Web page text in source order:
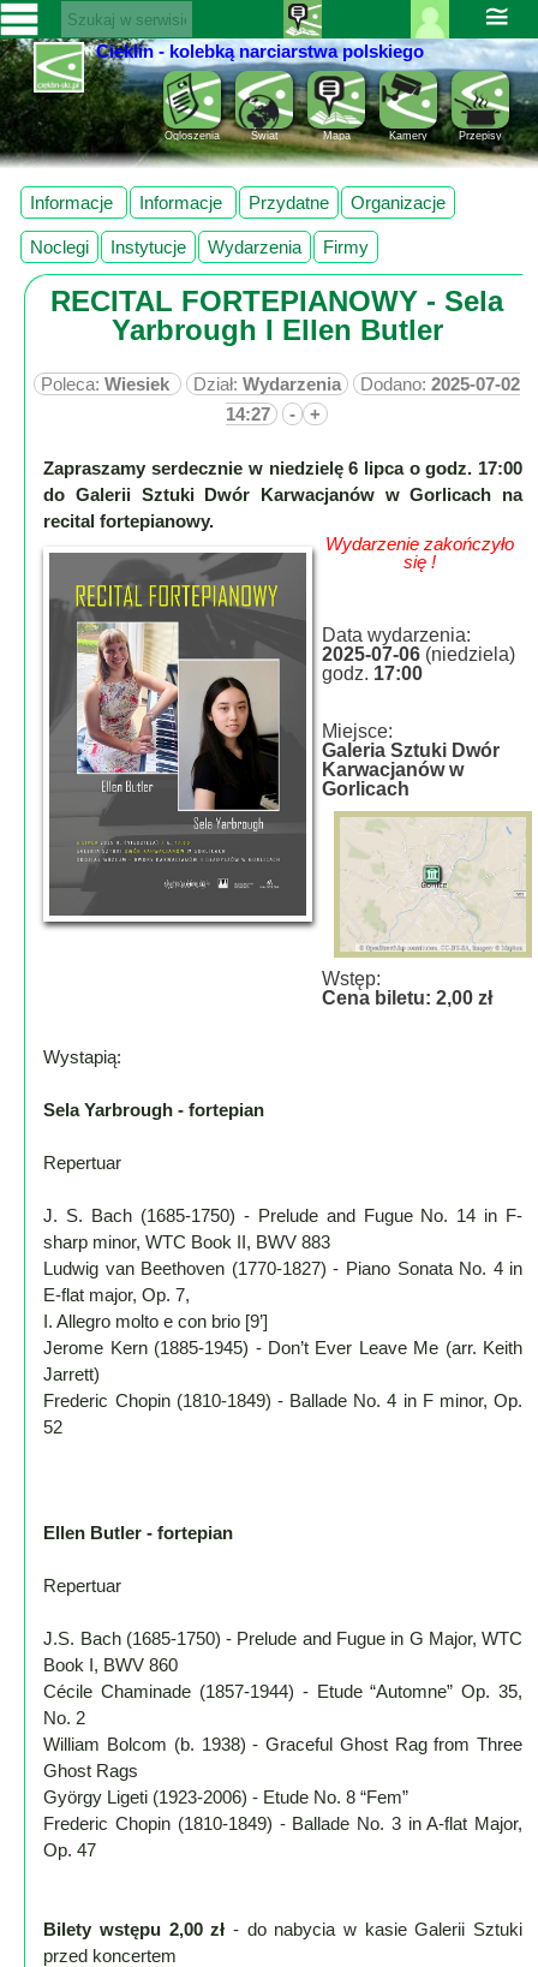
SERWISY
CIEKLIN-
SKI.PL
Wiadomości
Kultura
Sport
Fotorelacja
Narty
Ciekawostki
Lokalne
Informacje
Przydatne
Organizacje
Cieklin
Noclegi
Okolica
Mapa
Niski
Pogórze
Kalendarz
imprez
wydarzeń...
Mapa
Mapa
filmami
filmy
drona
Trasy
Przepisy
Forum
Zaloguj
się ››
Rejestracja
Pomoc
≅
Cieklin - kolebką narciarstwa polskiego
Przepisy
Kamery
Mapa
Świat
Ogloszenia
Informacje Informacje Przydatne Organizacje
Noclegi Instytucje Wydarzenia Firmy
RECITAL FORTEPIANOWY - Sela
Yarbrough I Ellen Butler
Poleca:Wiesiek Dział:Wydarzenia Dodano:2025-07-02
14:27
- +
Zapraszamy serdecznie w niedzielę 6 lipca o godz. 17:00
do Galerii Sztuki Dwór Karwacjanów w Gorlicach na
recital fortepianowy.
Wydarzenie zakończyło
się !
Data wydarzenia:
2025-07-06(niedziela)
godz. 17:00
Miejsce:
Galeria Sztuki Dwór
Karwacjanów w
Gorlicach
Wstęp:
Cena biletu: 2,00 zł
Wystapią:
Sela Yarbrough - fortepian
Repertuar
J. S. Bach (1685-1750) - Prelude and Fugue No. 14 in F-
sharp minor, WTC Book II, BWV 883
Ludwig van Beethoven (1770-1827) - Piano Sonata No. 4 in
E-flat major, Op. 7,
I. Allegro molto e con brio [9’]
Jerome Kern (1885-1945) - Don’t Ever Leave Me (arr. Keith
Jarrett)
Frederic Chopin (1810-1849) - Ballade No. 4 in F minor, Op.
52
Ellen Butler - fortepian
Repertuar
J.S. Bach (1685-1750) - Prelude and Fugue in G Major, WTC
Book I, BWV 860
Cécile Chaminade (1857-1944) - Etude “Automne” Op. 35,
No. 2
William Bolcom (b. 1938) - Graceful Ghost Rag from Three
Ghost Rags
György Ligeti (1923-2006) - Etude No. 8 “Fem”
Frederic Chopin (1810-1849) - Ballade No. 3 in A-flat Major,
Op. 47
Bilety wstępu 2,00 zł - do nabycia w kasie Galerii Sztuki
przed koncertem